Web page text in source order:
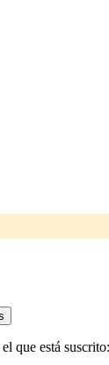
que está suscrito: